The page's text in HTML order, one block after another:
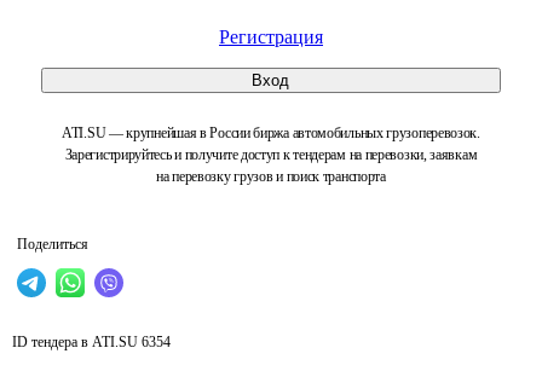
Регистрация
Вход
ATI.SU — крупнейшая в России биржа автомобильных грузоперевозок.
Зарегистрируйтесь и получите доступ к тендерам на перевозки, заявкам
на перевозку грузов и поиск транспорта
Поделиться
ID тендера в ATI.SU 6354